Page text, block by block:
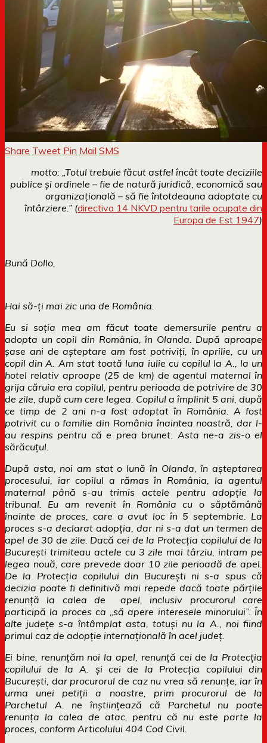
Share Tweet Pin Mail SMS
motto: „ Totul trebuie făcut astfel încât toate deciziile
publice și ordinele – fie de natură juridică, economică sau
organizațională – să fie întotdeauna adoptate cu
întârziere.” (directiva 14 NKVD pentru tarile ocupate din
Europa de Est 1947)
Bună Dollo,
Hai să-ți mai zic una de România.
Eu si soția mea am făcut toate demersurile pentru a
adopta un copil din România, în Olanda. După aproape
șase ani de așteptare am fost potriviți, în aprilie, cu un
copil din A. Am stat toată luna iulie cu copilul la A., la un
hotel relativ aproape (25 de km) de agentul maternal în
grija căruia era copilul, pentru perioada de potrivire de 30
de zile, după cum cere legea. Copilul a împlinit 5 ani, după
ce timp de 2 ani n-a fost adoptat în România. A fost
potrivit cu o familie din România înaintea noastră, dar l-
au respins pentru că e prea brunet. Asta ne-a zis-o el
sărăcuțul.
După asta, noi am stat o lună în Olanda, în așteptarea
procesului, iar copilul a rămas în România, la agentul
maternal până s-au trimis actele pentru adopție la
tribunal. Eu am revenit în România cu o săptămână
înainte de proces, care a avut loc în 5 septembrie. La
proces s-a declarat adopția, dar ni s-a dat un termen de
apel de 30 de zile. Dacă cei de la Protecția copilului de la
București trimiteau actele cu 3 zile mai târziu, intram pe
legea nouă, care prevede doar 10 zile perioadăde apel.
De la Protecția copilului din București ni s-a spus că
decizia poate fi definitivă mai repede dacă toate părțile
renunță la calea de apel, inclusiv procurorul care
participă la proces ca „să apere interesele minorului”. În
alte județe s-a întâmplat asta, totuși nu la A., noi fiind
primul caz de adopție internațională în acel județ.
Ei bine, renunțăm noi la apel, renunță cei de la Protecția
copilului de la A. și cei de la Protecția copilului din
București, dar procurorul de caz nu vrea să renunțe, iar în
urma unei petiții a noastre, prim procurorul de la
Parchetul A. ne înștiințează că Parchetul nu poate
renunța la calea de atac, pentru că nu este parte la
proces, conform Articolului 404 Cod Civil.